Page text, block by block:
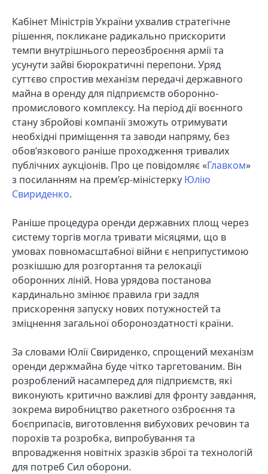
Кабінет Міністрів України ухвалив стратегічне
рішення, покликане радикально прискорити
темпи внутрішнього переозброєння армії та
усунути зайві бюрократичні перепони. Уряд
суттєво спростив механізм передачі державного
майна в оренду для підприємств оборонно-
промислового комплексу. На період дії воєнного
стану збройові компанії зможуть отримувати
необхідні приміщення та заводи напряму, без
обов’язкового раніше проходження тривалих
публічних аукціонів. Про це повідомляє «Главком»
з посиланням на прем’єр-міністерку Юлію
Свириденко.
Раніше процедура оренди державних площ через
систему торгів могла тривати місяцями, що в
умовах повномасштабної війни є неприпустимою
розкішшю для розгортання та релокації
оборонних ліній. Нова урядова постанова
кардинально змінює правила гри задля
прискорення запуску нових потужностей та
зміцнення загальної обороноздатності країни.
За словами Юлії Свириденко, спрощений механізм
оренди держмайна буде чітко таргетованим. Він
розроблений насамперед для підприємств, які
виконують критично важливі для фронту завдання,
зокрема виробництво ракетного озброєння та
боєприпасів, виготовлення вибухових речовин та
порохів та розробка, випробування та
впровадження новітніх зразків зброї та технологій
для потреб Сил оборони.